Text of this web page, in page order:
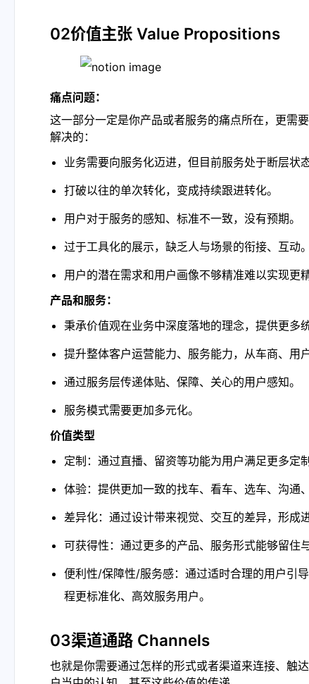
02价值主张 Value Propositions
痛点问题：
这一部分一定是你产品或者服务的痛点所在，更需
解决的：
业务需要向服务化迈进，但目前服务处于断层状
打破以往的单次转化，变成持续跟进转化。
用户对于服务的感知、标准不一致，没有预期。
过于工具化的展示，缺乏人与场景的衔接、互动。
用户的潜在需求和用户画像不够精准难以实现更
产品和服务：
秉承价值观在业务中深度落地的理念，提供更多
提升整体客户运营能力、服务能力，从车商、用
通过服务层传递体贴、保障、关心的用户感知。
服务模式需要更加多元化。
价值类型
定制：通过直播、留资等功能为用户满足更多定
体验：提供更加一致的找车、看车、选车、沟通
差异化：通过设计带来视觉、交互的差异，形成
可获得性：通过更多的产品、服务形式能够留住
便利性/保障性/服务感：通过适时合理的用户引
程更标准化、高效服务用户。
03渠道通路 Channels
也就是你需要通过怎样的形式或者渠道来连接、触